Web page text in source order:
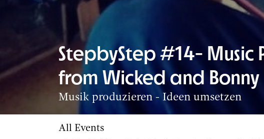
StepbyStep #14-
from Wicked and Bonny
Musik produzieren - Ideen umsetzen
All Events